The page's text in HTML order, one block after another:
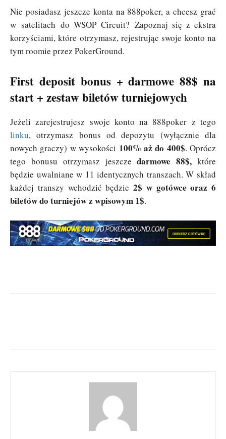
Nie posiadasz jeszcze konta na 888poker, a chcesz grać
w satelitach do WSOP Circuit? Zapoznaj się z ekstra
korzyściami, które otrzymasz, rejestrując swoje konto na
tym roomie przez PokerGround.
First deposit bonus + darmowe 88$ na
start + zestaw biletów turniejowych
Jeżeli zarejestrujesz swoje konto na 888poker z tego
linku, otrzymasz bonus od depozytu (wyłącznie dla
nowych graczy) w wysokości 100% aż do 400$. Oprócz
tego bonusu otrzymasz jeszczedarmowe 88$,które
będzie uwalniane w 11 identycznych transzach. W skład
każdej transzy wchodzić będzie 2$ w gotówce oraz 6
biletów do turniejów z wpisowym 1$.